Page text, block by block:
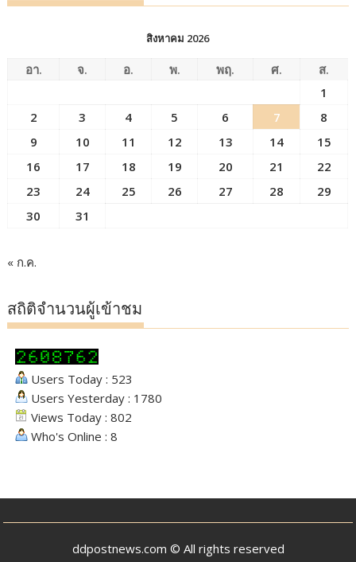
สิงหาคม 2026
อา. จ. อ. พ. พฤ. ศ.
ส.
1
2
3 4 5 6 7
8
9
10 11 12 13 14
15
16
17 18 19 20 21
22
23
24 25 26 27 28
29
30
31
« ก.ค.
สถิติจำนวนผู้เข้าชม
Users Today : 523
Users Yesterday : 1780
Views Today : 802
Who's Online : 8
ddpostnews.com © All rights reserved